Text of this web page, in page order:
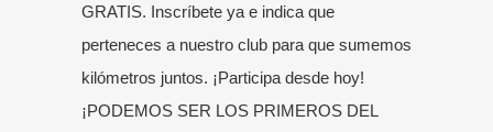
GRATIS. Inscríbete ya e indica que
perteneces a nuestro club para que sumemos
kilómetros juntos. ¡Participa desde hoy!
¡PODEMOS SER LOS PRIMEROS DEL